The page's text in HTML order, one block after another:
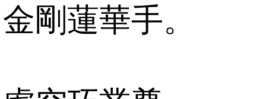
金剛蓮華手。